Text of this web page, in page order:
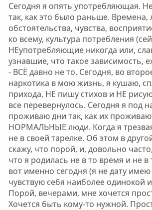
Сегодня я опять употребляющая.
так, как это было раньше. Времена,
обстоятельства, чувства,
ко всему, культура потребления
НЕупотребляющие никогда или,
узнавшие, что такое зависимость,
- ВСЁ давно не то. Сегодня, во
наркотика в мою жизнь, я кушаю,
прихода, НЕ пишу стихов и НЕ
все перевернулось. Сегодня я под
проживаю дни так, как их
НОРМАЛЬНЫЕ люди. Когда я
не в своей тарелке. Об этом в
скажу, что порой, и, довольно
что я родилась не в то время и не в
вот именно сегодня (я не дату имею
чувствую себя наиболее одинокой
Порой, вечерами, мне хочется
Хочется быть кому-то нужной.